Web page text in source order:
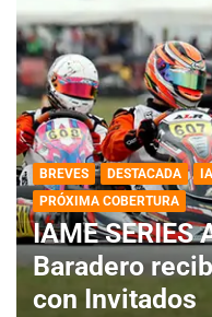
BREVES DESTACADA
PRÓXIMA COBERTURA
IAME SERIES
Baradero
con Invitados